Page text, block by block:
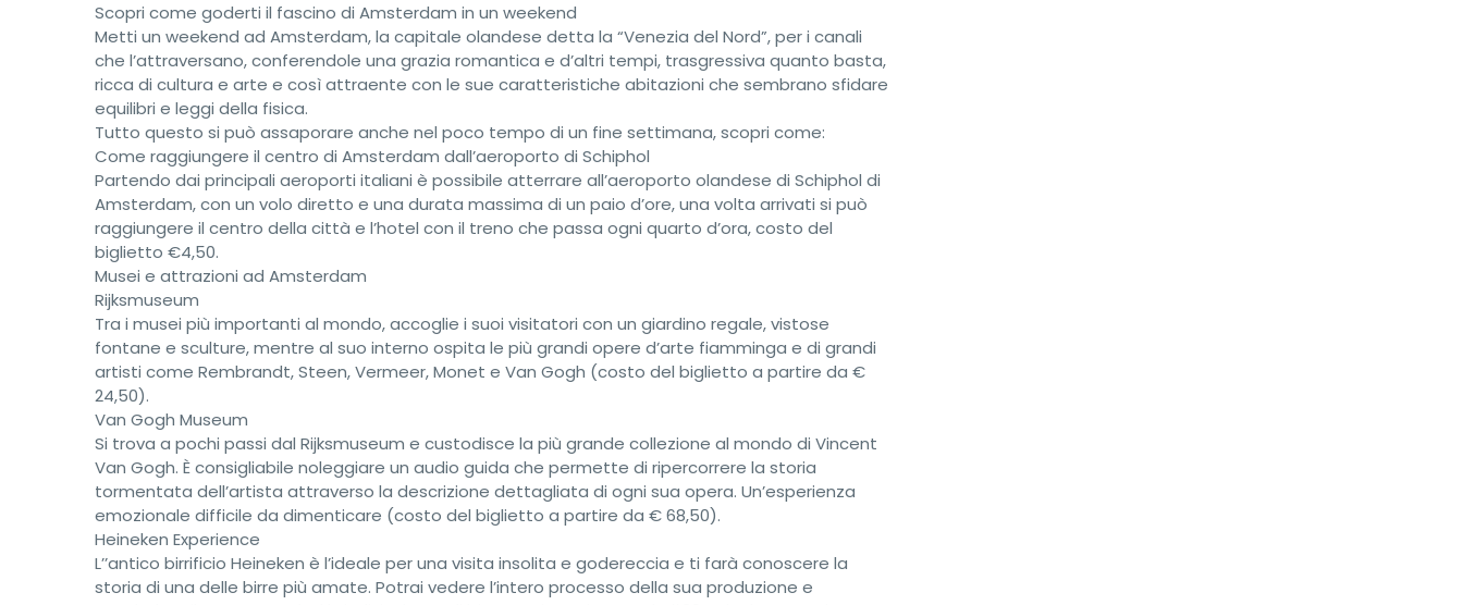
Scopri come goderti il fascino di Amsterdam in un weekend
Metti un weekend ad Amsterdam, la capitale olandese detta la “Venezia del Nord”, per i canali
che l’attraversano, conferendole una grazia romantica e d’altri tempi, trasgressiva quanto basta,
ricca di cultura e arte e così attraente con le sue caratteristiche abitazioni che sembrano sfidare
equilibri e leggi della fisica.
Tutto questo si può assaporare anche nel poco tempo di un fine settimana, scopri come:
Come raggiungere il centro di Amsterdam dall’aeroporto di Schiphol
Partendo dai principali aeroporti italiani è possibile atterrare all’aeroporto olandese di Schiphol di
Amsterdam, con un volo diretto e una durata massima di un paio d’ore, una volta arrivati si può
raggiungere il centro della città e l’hotel con il treno che passa ogni quarto d’ora, costo del
biglietto €4,50.
Musei e attrazioni ad Amsterdam
Rijksmuseum
Tra i musei più importanti al mondo, accoglie i suoi visitatori con un giardino regale, vistose
fontane e sculture, mentre al suo interno ospita le più grandi opere d’arte fiamminga e di grandi
artisti come Rembrandt, Steen, Vermeer, Monet e Van Gogh (costo del biglietto a partire da €
24,50).
Van Gogh Museum
Si trova a pochi passi dal Rijksmuseum e custodisce la più grande collezione al mondo di Vincent
Van Gogh. È consigliabile noleggiare un audio guida che permette di ripercorrere la storia
tormentata dell’artista attraverso la descrizione dettagliata di ogni sua opera. Un’esperienza
emozionale difficile da dimenticare (costo del biglietto a partire da € 68,50).
Heineken Experience
L’’antico birrificio Heineken è l’ideale per una visita insolita e godereccia e ti farà conoscere la
storia di una delle birre più amate. Potrai vedere l’intero processo della sua produzione e